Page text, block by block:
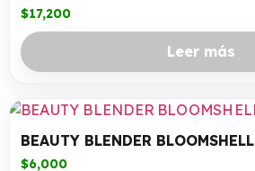
$17,200
Leer más
BEAUTY BLENDER BLOOMSHELL
$6,000